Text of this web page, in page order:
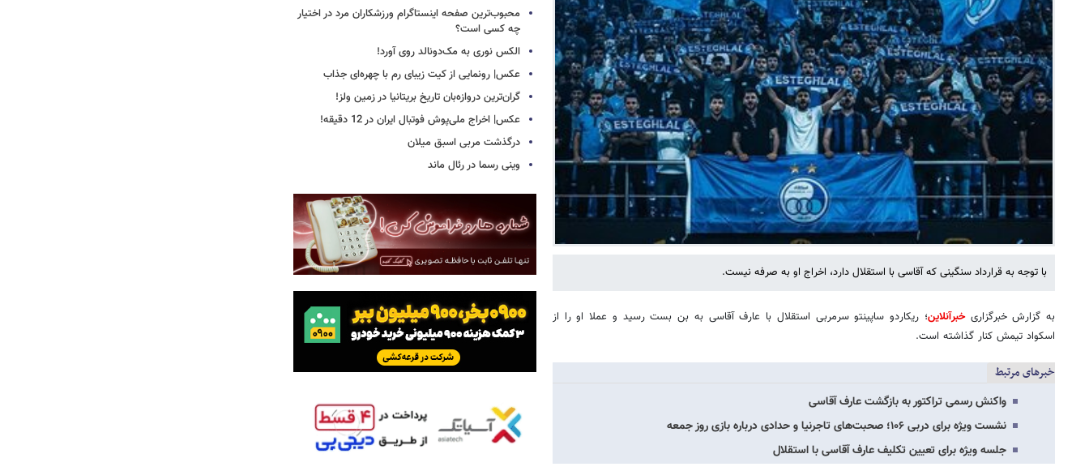
با توجه به قرارداد سنگینی که آقاسی با استقلال دارد، اخراج او به صرفه نیست.
به گزارش خبرگزاریخبرآنلاین؛ ریکاردو ساپینتو سرمربی استقلال با عارف آقاسی به بن بست رسید و عملا او را از
اسکواد تیمش کنار گذاشته است.
خبرهای مرتبط
واکنش رسمی تراکتور به بازگشت عارف آقاسی
نشست ویژه برای دربی ۱۰۶؛ صحبت‌های تاجرنیا و حدادی درباره بازی روز جمعه
جلسه ویژه برای تعیین تکلیف عارف آقاسی با استقلال
محبوب‌ترین صفحه اینستاگرام ورزشکاران مرد در اختیار
چه کسی است؟
الکس نوری به مک‌دونالد روی آورد!
عکس| رونمایی از کیت زیبای رم با چهره‌ای جذاب
گران‌ترین دروازه‌بان تاریخ بریتانیا در زمین ولز!
عکس| اخراج ملی‌پوش فوتبال ایران در 12 دقیقه!
درگذشت مربی اسبق میلان
وینی رسما در رئال ماند